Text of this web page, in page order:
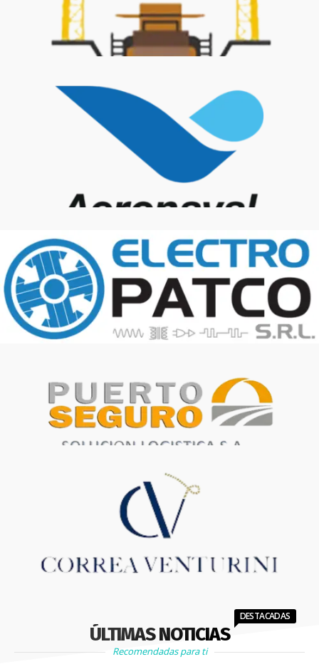
ÚLTIMAS NOTICIAS
DESTACADAS
Recomendadas para ti